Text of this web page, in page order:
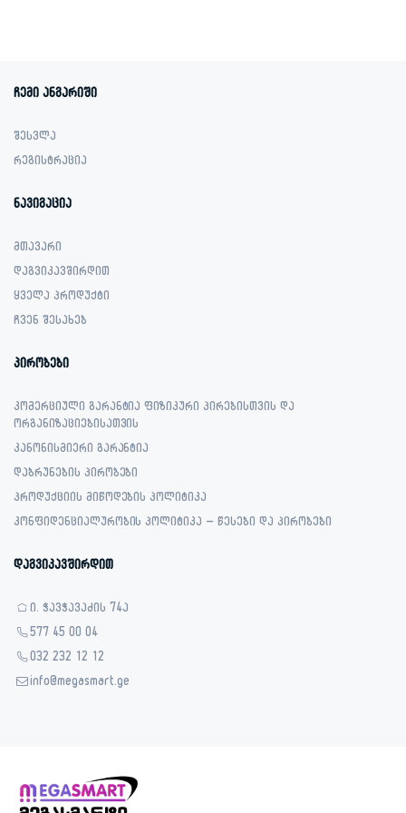
ჩემი ანგარიში
შესვლა
რეგისტრაცია
ნავიგაცია
მთავარი
დაგვიკავშირდით
ყველა პროდუქტი
ჩვენ შესახებ
პირობები
კომერციული გარანტია ფიზიკური პირებისთვის და
ორგანიზაციებისათვის
კანონისმიერი გარანტია
დაბრუნების პირობები
პროდუქციის მიწოდების პოლიტიკა
კონფიდენციალურობის პოლიტიკა – წესები და პირობები
დაგვიკავშირდით
ი. ჭავჭავაძის 74ა
577 45 00 04
032 232 12 12
info@megasmart.ge